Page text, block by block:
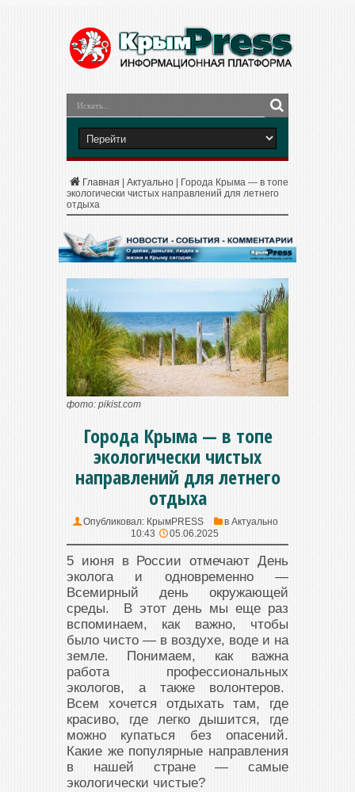
Главная Актуально
Города Крыма — в топе
экологически чистых направлений для летнего
отдыха
фото: pikist.com
Города Крыма — в топе
экологически чистых
направлений для летнего
отдыха
Опубликовал: КрымPRESS в Актуально
10:43
05.06.2025
5 июня в России отмечают День
эколога и одновременно —
Всемирный день окружающей
среды. В этот день мы еще раз
вспоминаем, как важно, чтобы
было чисто — в воздухе, воде и на
земле. Понимаем, как важна
работа профессиональных
экологов, а также волонтеров.
Всем хочется отдыхать там, где
красиво, где легко дышится, где
можно купаться без опасений.
Какие же популярные направления
в нашей стране — самые
экологически чистые?